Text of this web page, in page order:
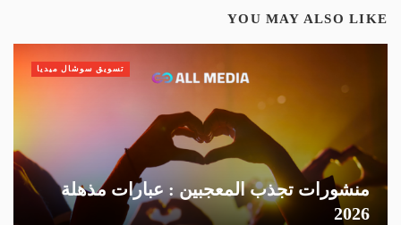
YOU MAY ALSO LIKE
منشورات تجذب المعجبين : عبارات مذهلة
2026
تسويق سوشال ميديا